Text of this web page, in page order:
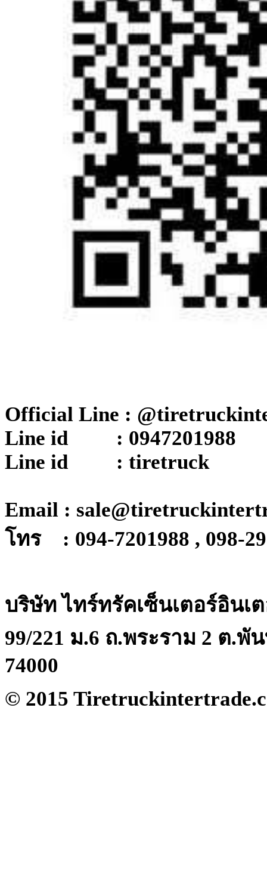
Official Line :
Line id : 0947201988
Line id : tiretruck
Email :
โทร : 094-7201988 , 098-
บริษัท ไทร์ทรัคเซ็นเตอร์อินเ
99/221 ม.6 ถ.พระราม 2 ต.พั
74000
© 2015